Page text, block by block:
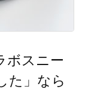
ボスニー
た」なら